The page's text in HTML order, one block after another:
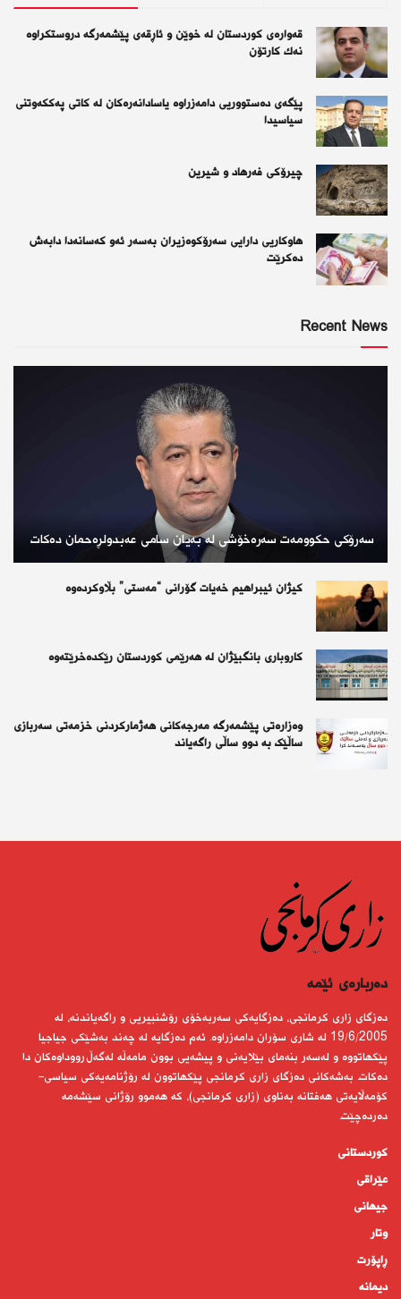
قەوارەی كوردستان لە خوێن و ئاڕقەی پێشمەرگە دروستكراوە
نەك كارتۆن
پێگەی دەستووریی دامەزراوە یاسادانەرەكان لە كاتی پەككەوتنی
سیاسیدا
چیرۆكی فەرهاد و شیرین
هاوکاریی دارایی سەرۆکوەزیران بەسەر ئەو كەسانەدا دابەش
دەکرێت
Recent News
سەرۆکی حکوومەت سەرەخۆشی لە بەیان سامی عەبدولڕەحمان دەکات
کیژان ئیبراهیم خەیات گۆرانی “مەستی” بڵاوکردەوە
کاروباری بانگبێژان لە هەرێمی کوردستان رێکدەخرێتەوە
وەزارەتی پێشمەرگە مەرجەکانی هەژمارکردنی خزمەتی سەربازی
ساڵێک بە دوو ساڵی راگەیاند
دەربارەى ئێمە
دەزگای زاری كرمانجی، دەزگایەكی سەربەخۆی رۆشنبیریی و راگەیاندنە، لە
19/6/2005 لە شاری سۆران دامەزراوە. ئەم دەزگایە لە چەند بەشێكی جیاجیا
پێكهاتووە و لەسەر بنەمای بێلایەنی و پیشەیی بوون مامەڵە لەگەڵ رووداوەكان دا
دەكات. بەشەكانی دەزگای زاری كرمانجی پێكهاتوون لە رۆژنامەیەكی سیاسی-
كۆمەڵایەتی هەفتانە بەناوی (زاری كرمانجی)، كە هەموو رۆژانی سێشەمە
دەردەچێت.
کوردستانى
عێراقی
جیهانى
وتار
ڕاپۆرت
دیمانە